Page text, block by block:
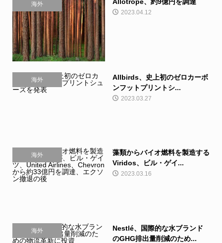
海外
2023.04.12
海外
Allbirds、史上初のゼロカーボ
ンフットプリントシ...
2023.03.27
海外
藻類からバイオ燃料を製造する
Viridos、ビル・ゲイ...
2023.03.16
海外
Nestlé、国際的な水ブランド
のGHG排出量削減のため...